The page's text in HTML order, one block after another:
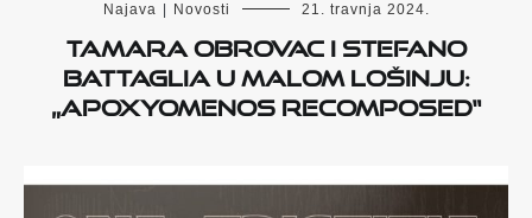
Najava Novosti 21. travnja 2024.
Tamara Obrovac i Stefano
Battaglia u Malom Lošinju:
„Apoxyomenos recomposed“